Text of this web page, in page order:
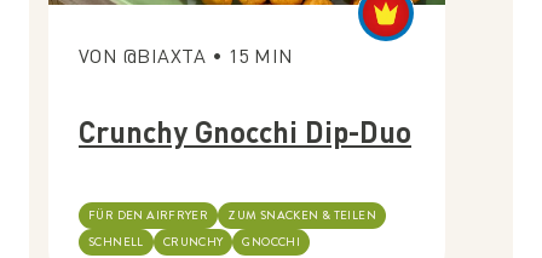
VON @BIAXTA • 15 MIN
Crunchy Gnocchi Dip-Duo
FÜR DEN AIRFRYER
ZUM SNACKEN & TEILEN
SCHNELL
CRUNCHY GNOCCHI